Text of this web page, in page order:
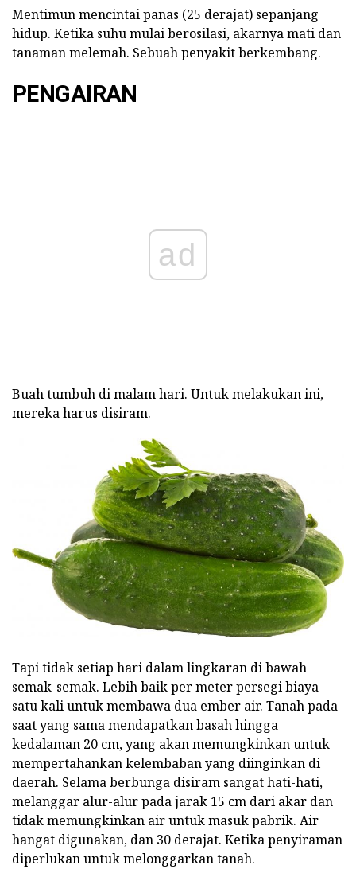
Mentimun mencintai panas (25 derajat) sepanjang
hidup. Ketika suhu mulai berosilasi, akarnya mati dan
tanaman melemah. Sebuah penyakit berkembang.
PENGAIRAN
ad
Buah tumbuh di malam hari. Untuk melakukan ini,
mereka harus disiram.
Tapi tidak setiap hari dalam lingkaran di bawah
semak-semak. Lebih baik per meter persegi biaya
satu kali untuk membawa dua ember air. Tanah pada
saat yang sama mendapatkan basah hingga
kedalaman 20 cm, yang akan memungkinkan untuk
mempertahankan kelembaban yang diinginkan di
daerah. Selama berbunga disiram sangat hati-hati,
melanggar alur-alur pada jarak 15 cm dari akar dan
tidak memungkinkan air untuk masuk pabrik. Air
hangat digunakan, dan 30 derajat. Ketika penyiraman
diperlukan untuk melonggarkan tanah.